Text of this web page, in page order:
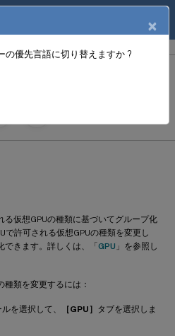
る仮想GPUの種類に基づいてグループ化
許可される仮想GPUの種類を変更し
できます。詳しくは、「GPU 」を参照し
種類を変更するには：
を選択して、 ［GPU］ タブを選択しま
×
の優先言語に切り替えますか ?